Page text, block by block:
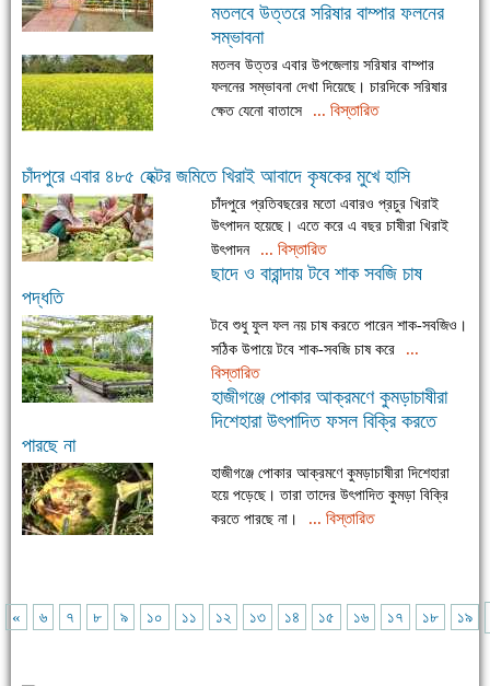
মতলবে উত্তরে সরিষার বাম্পার ফলনের
সম্ভাবনা
মতলব উত্তর এবার উপজেলায় সরিষার বাম্পার
ফলনের সম্ভাবনা দেখা দিয়েছে। চারদিকে সরিষার
ক্ষেত যেনো বাতাসে
... বিস্তারিত
চাঁদপুরে এবার ৪৮৫ হেক্টর জমিতে খিরাই আবাদে কৃষকের মুখে হাসি
চাঁদপুরে প্রতিবছরের মতো এবারও প্রচুর খিরাই
উৎপাদন হয়েছে। এতে করে এ বছর চাষীরা খিরাই
উৎপাদন
... বিস্তারিত
ছাদে ও বারান্দায় টবে শাক সবজি চাষ
পদ্ধতি
টবে শুধু ফুল ফল নয় চাষ করতে পারেন শাক-সবজিও।
সঠিক উপায়ে টবে শাক-সবজি চাষ করে
...
বিস্তারিত
হাজীগঞ্জে পোকার আক্রমণে কুমড়াচাষীরা
দিশেহারা উৎপাদিত ফসল বিক্রি করতে
পারছে না
হাজীগঞ্জে পোকার আক্রমণে কুমড়াচাষীরা দিশেহারা
হয়ে পড়েছে। তারা তাদের উৎপাদিত কুমড়া বিক্রি
করতে পারছে না।
... বিস্তারিত
« ৬ ৭ ৮ ৯ ১০ ১১ ১২ ১৩ ১৪ ১৫ ১৬ ১৭ ১৮ ১৯